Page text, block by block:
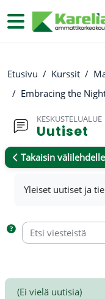
Sivupaneeli
Etusivu Kurssit
Embracing the
KESKUSTELUALUE
Uutiset
Takaisin välilehdelle
Yleiset uutiset ja
Etsi viesteistä
(Ei vielä uutisia)